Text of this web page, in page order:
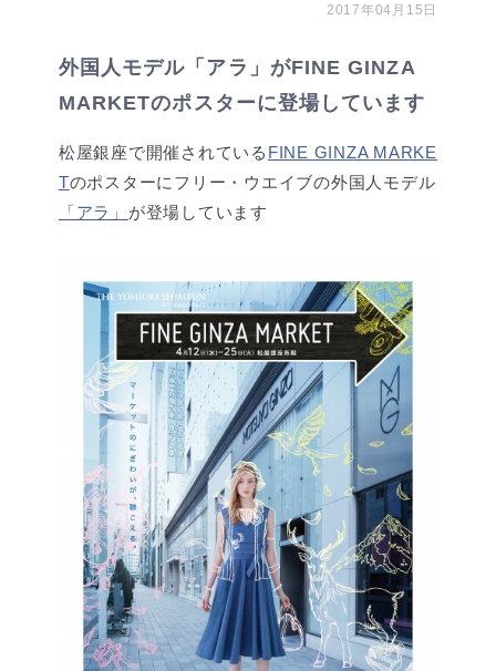
2017年04月15日
外国人モデル「アラ」がFINE GINZA
MARKETのポスターに登場しています
松屋銀座で開催されている FINE GINZA MARKE
Tのポスターにフリー・ウエイブの外国人モデル
「アラ」 が登場しています